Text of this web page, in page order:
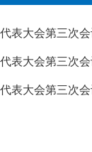
表大会第三次
表大会第三次
表大会第三次